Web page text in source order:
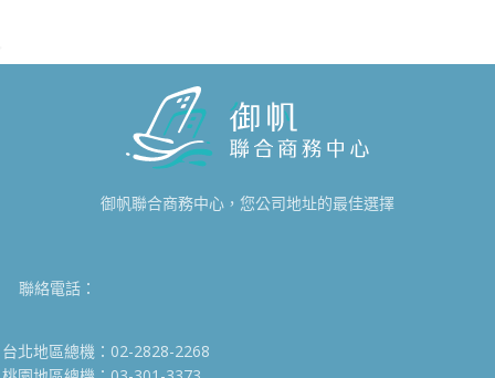
御帆聯合商務中心，您公司地址的最佳選擇
聯絡電話：
台北地區總機：02-2828-2268